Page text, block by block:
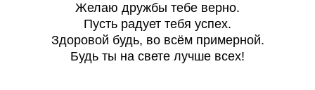
Желаю дружбы тебе верно.
Пусть радует тебя успех.
Здоровой будь, во всём примерной.
Будь ты на свете лучше всех!